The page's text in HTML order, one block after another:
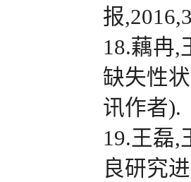
报
18.藕冉,
缺失性
讯作者).
19.王磊,
良研究